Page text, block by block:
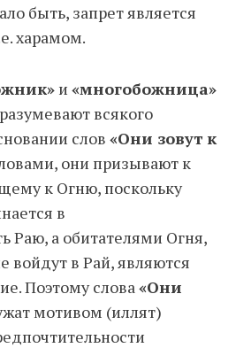
быть, запрет является
харамом.
и «многобожница»
всякого
слов «Они зовут к
они призывают к
к Огню, поскольку
в
Раю, а обитателями Огня,
войдут в Рай, являются
Поэтому слова «Они
мотивом (иллят)